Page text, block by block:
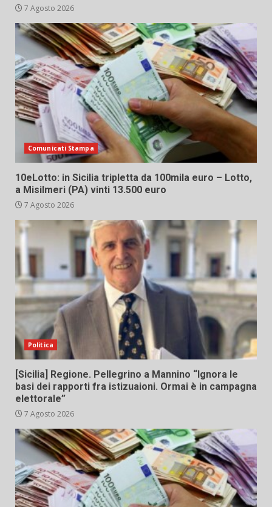
7 Agosto 2026
Comunicati Stampa
10eLotto: in Sicilia tripletta da 100mila euro – Lotto,
a Misilmeri (PA) vinti 13.500 euro
7 Agosto 2026
Politica
[Sicilia] Regione. Pellegrino a Mannino “Ignora le
basi dei rapporti fra istizuaioni. Ormai è in campagna
elettorale”
7 Agosto 2026